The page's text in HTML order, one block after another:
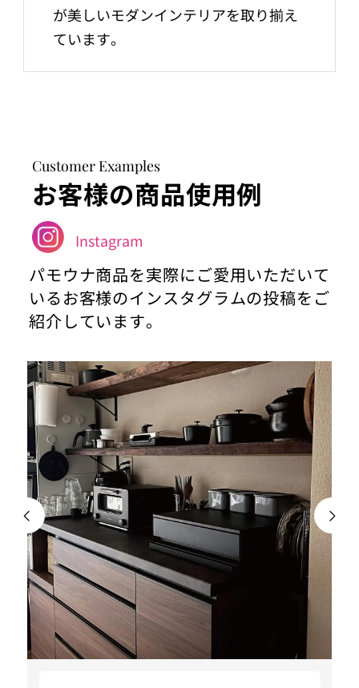
が美しいモダンインテリアを取り揃え
ています。
Customer Examples
お客様の商品使用例
Instagram
パモウナ商品を実際にご愛用いただいて
いるお客様のインスタグラムの投稿をご
紹介しています。